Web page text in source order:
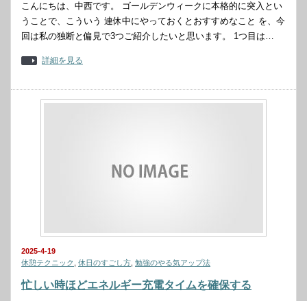
こんにちは、中西です。 ゴールデンウィークに本格的に突入とい
うことで、こういう 連休中にやっておくとおすすめなこと を、今
回は私の独断と偏見で3つご紹介したいと思います。 1つ目は…
詳細を見る
2025-4-19
休憩テクニック
休日のすごし方 勉強のやる気アップ法
忙しい時ほどエネルギー充電タイムを確保する